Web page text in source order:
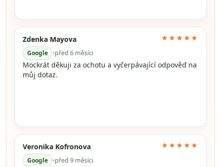
Zdenka Mayova
Google •před 6 měsíci
★★★★★
Mockrát děkuji za ochotu a vyčerpávající odpověď na
můj dotaz.
Veronika Kofronova
Google •před 9 měsíci
★★★★★